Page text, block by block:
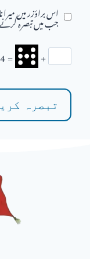
اس براؤزر میں
جب میں تبصرہ
+
=